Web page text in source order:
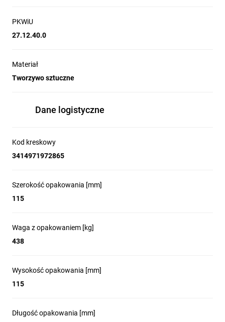
PKWiU
27.12.40.0
Materiał
Tworzywo sztuczne
Dane logistyczne
Kod kreskowy
3414971972865
Szerokość opakowania [mm]
115
Waga z opakowaniem [kg]
438
Wysokość opakowania [mm]
115
Długość opakowania [mm]